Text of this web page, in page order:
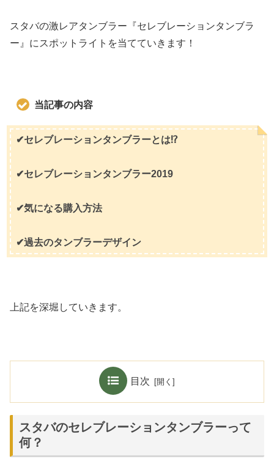
スタバの激レアタンブラー『セレブレーションタンブラ
ー』にスポットライトを当てていきます！
当記事の内容
✔セレブレーションタンブラーとは⁉
✔セレブレーションタンブラー2019
✔気になる購入方法
✔過去のタンブラーデザイン
上記を深堀していきます。
目次
スタバのセレブレーションタンブラーって
何？